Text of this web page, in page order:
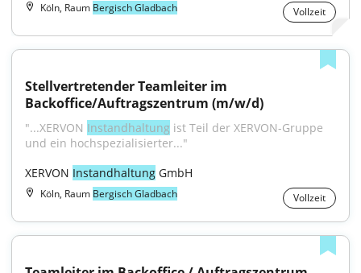
Köln, Raum Bergisch Gladbach Vollzeit
Stellvertretender Teamleiter im
Backoffice/Auftragszentrum (m/w/d)
"...XERVON Instandhaltung ist Teil der XERVON-Gruppe
und ein hochspezialisierter..."
XERVON Instandhaltung GmbH
Köln, Raum Bergisch Gladbach Vollzeit